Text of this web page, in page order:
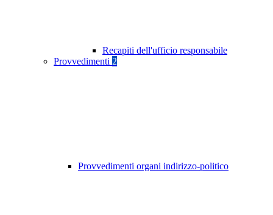
Recapiti dell'ufficio responsabile
Provvedimenti 2
Provvedimenti organi indirizzo-politico